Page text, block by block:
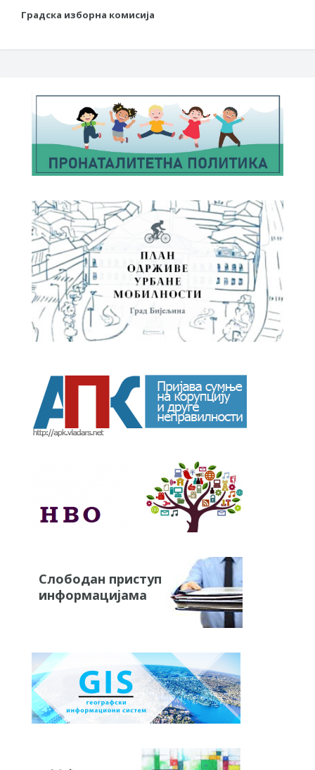
Градска изборна комисија
Слободан приступ
информацијама